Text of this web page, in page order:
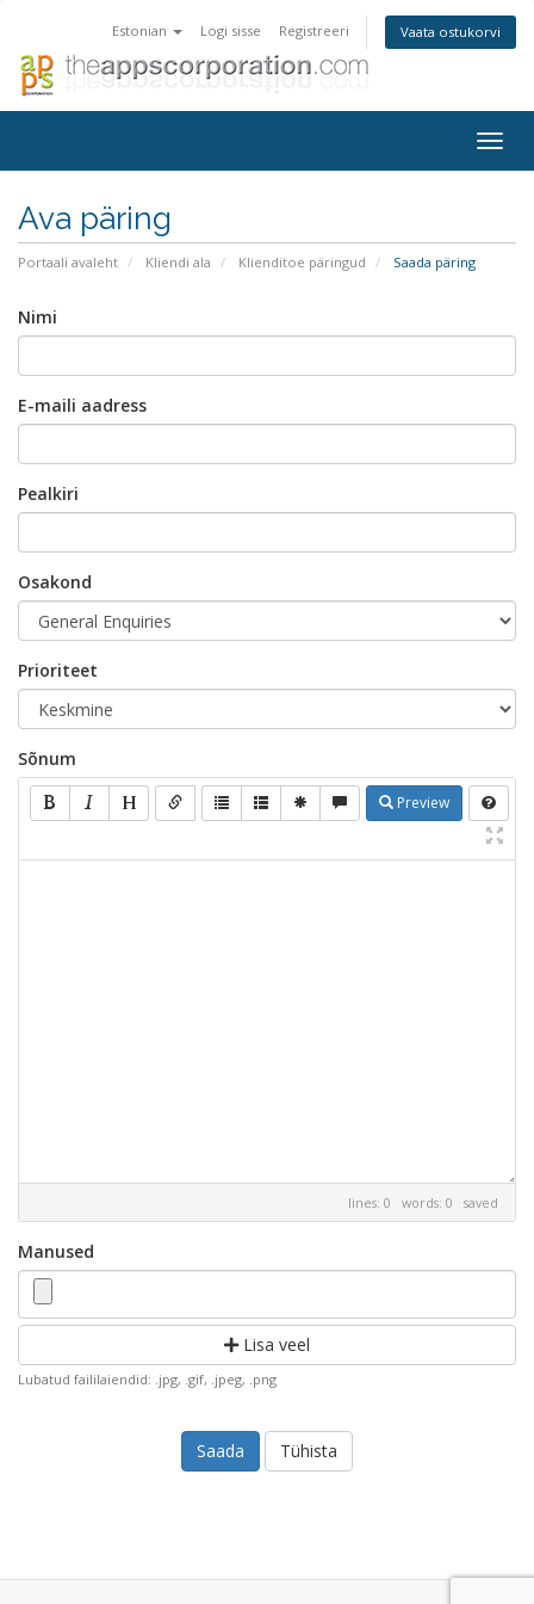
Estonian Logi sisse Registreeri Vaata ostukorvi
Ava päring
Portaali avaleht Kliendi ala Klienditoe päringud Saada päring
Nimi
E-maili aadress
Pealkiri
Osakond
Prioriteet
Sõnum
Preview
lines: 0 words: 0 saved
Manused
Lisa veel
Lubatud faililaiendid: .jpg, .gif, .jpeg, .png
Tühista